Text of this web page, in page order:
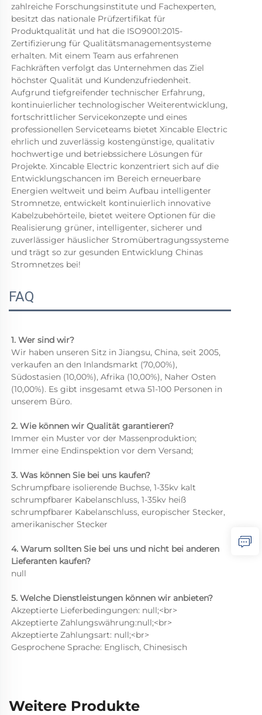
zahlreiche Forschungsinstitute und Fachexperten,
besitzt das nationale Prüfzertifikat für
Produktqualität und hat die ISO9001:2015-
Zertifizierung für Qualitätsmanagementsysteme
erhalten. Mit einem Team aus erfahrenen
Fachkräften verfolgt das Unternehmen das Ziel
höchster Qualität und Kundenzufriedenheit.
Aufgrund tiefgreifender technischer Erfahrung,
kontinuierlicher technologischer Weiterentwicklung,
fortschrittlicher Servicekonzepte und eines
professionellen Serviceteams bietet Xincable Electric
ehrlich und zuverlässig kostengünstige, qualitativ
hochwertige und betriebssichere Lösungen für
Projekte. Xincable Electric konzentriert sich auf die
Entwicklungschancen im Bereich erneuerbare
Energien weltweit und beim Aufbau intelligenter
Stromnetze, entwickelt kontinuierlich innovative
Kabelzubehörteile, bietet weitere Optionen für die
Realisierung grüner, intelligenter, sicherer und
zuverlässiger häuslicher Stromübertragungssysteme
und trägt so zur gesunden Entwicklung Chinas
Stromnetzes bei!
FAQ
1. Wer sind wir?
Wir haben unseren Sitz in Jiangsu, China, seit 2005,
verkaufen an den Inlandsmarkt (70,00%),
Südostasien (10,00%), Afrika (10,00%), Naher Osten
(10,00%). Es gibt insgesamt etwa 51-100 Personen in
unserem Büro.
2. Wie können wir Qualität garantieren?
Immer ein Muster vor der Massenproduktion;
Immer eine Endinspektion vor dem Versand;
3. Was können Sie bei uns kaufen?
Schrumpfbare isolierende Buchse, 1-35kv kalt
schrumpfbarer Kabelanschluss, 1-35kv heiß
schrumpfbarer Kabelanschluss, europischer Stecker,
amerikanischer Stecker
4. Warum sollten Sie bei uns und nicht bei anderen
Lieferanten kaufen?
null
5. Welche Dienstleistungen können wir anbieten?
Akzeptierte Lieferbedingungen: null;<br>
Akzeptierte Zahlungswährung:null;<br>
Akzeptierte Zahlungsart: null;<br>
Gesprochene Sprache: Englisch, Chinesisch
Weitere Produkte